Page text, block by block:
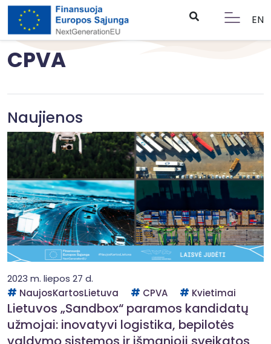
EN
CPVA
Naujienos
2023 m. liepos 27 d.
NaujosKartosLietuva
CPVA Kvietimai
Lietuvos „Sandbox“ paramos kandidatų
užmojai: inovatyvi logistika, bepilotės